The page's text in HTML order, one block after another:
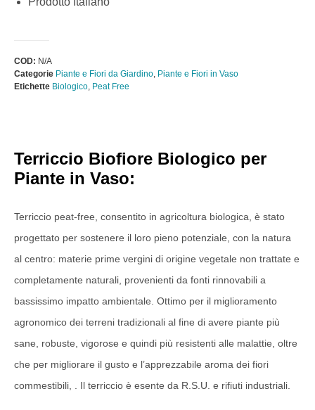
COD: N/A
Categorie Piante e Fiori da Giardino, Piante e Fiori in Vaso
Etichette Biologico, Peat Free
Terriccio Biofiore Biologico per
Piante in Vaso:
Terriccio peat-free, consentito in agricoltura biologica, è stato
progettato per sostenere il loro pieno potenziale, con la natura
al centro: materie prime vergini di origine vegetale non trattate e
completamente naturali, provenienti da fonti rinnovabili a
bassissimo impatto ambientale. Ottimo per il miglioramento
agronomico dei terreni tradizionali al fine di avere piante più
sane, robuste, vigorose e quindi più resistenti alle malattie, oltre
che per migliorare il gusto e l’apprezzabile aroma dei fiori
commestibili, . Il terriccio è esente da R.S.U. e rifiuti industriali.